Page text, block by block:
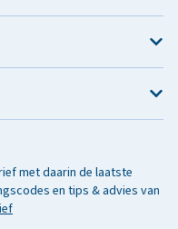
met daarin de laatste
en tips & advies van